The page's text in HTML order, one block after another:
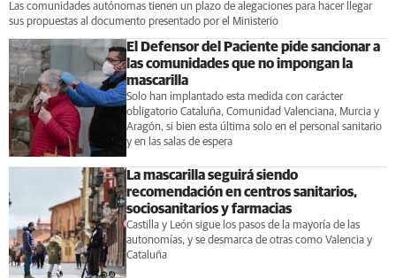
Las comunidades autónomas tienen un plazo de alegaciones para hacer llegar
sus propuestas al documento presentado por el Ministerio
El Defensor del Paciente pide sancionar a
las comunidades que no impongan la
mascarilla
Solo han implantado esta medida con carácter
obligatorio Cataluña, Comunidad Valenciana, Murcia y
Aragón, si bien esta última solo en el personal sanitario
y en las salas de espera
La mascarilla seguirá siendo
recomendación en centros sanitarios,
sociosanitarios y farmacias
Castilla y León sigue los pasos de la mayoría de las
autonomías, y se desmarca de otras como Valencia y
Cataluña